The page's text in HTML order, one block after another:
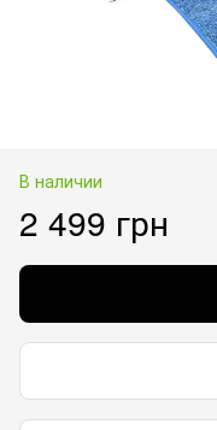
В наличии
2 499 грн